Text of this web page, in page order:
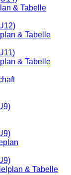
& Tabelle
& Tabelle
& Tabelle
& Tabelle